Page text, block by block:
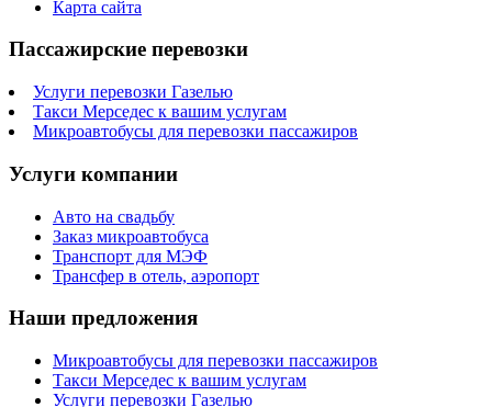
Карта сайта
Пассажирские перевозки
Услуги перевозки Газелью
Такси Мерседес к вашим услугам
Микроавтобусы для перевозки пассажиров
Услуги компании
Авто на свадьбу
Заказ микроавтобуса
Транспорт для МЭФ
Трансфер в отель, аэропорт
Наши предложения
Микроавтобусы для перевозки пассажиров
Такси Мерседес к вашим услугам
Услуги перевозки Газелью